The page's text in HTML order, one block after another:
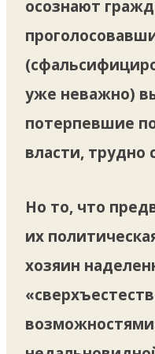
осознают
уже неважно)
потерпевшие
власти, трудно
Но то, что
их
хозяин